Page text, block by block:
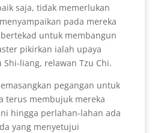
saja, tidak memerlukan
pada mereka
untuk membangun
pikirkan ialah upaya
Shi-liang, relawan Tzu Chi.
pegangan untuk
terus membujuk mereka
hingga perlahan-lahan ada
yang menyetujui